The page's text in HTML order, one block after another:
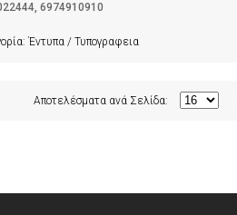
, 6974910910
Έντυπα / Τυπογραφεια
Αποτελέσματα ανά Σελίδα: